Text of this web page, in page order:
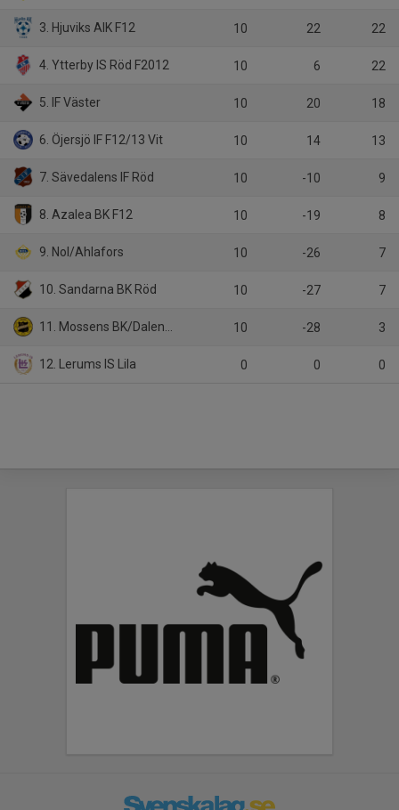
3. Hjuviks AIK F12 10 22 22
4. Ytterby IS Röd F2012 10 6 22
5. IF Väster 10 20 18
6. Öjersjö IF F12/13 Vit 10 14 13
7. Sävedalens IF Röd 10 -10 9
8. Azalea BK F12 10 -19 8
9. Nol/Ahlafors 10 -26 7
10. Sandarna BK Röd 10 -27 7
11. Mossens BK/Dalen KFF 10 -28 3
12. Lerums IS Lila 0 0 0